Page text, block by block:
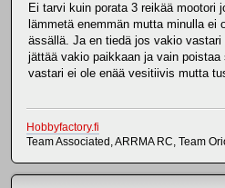
Ei tarvi kuin porata 3 reikää mootori
lämmetä enemmän mutta minulla ei
ässällä. Ja en tiedä jos vakio
jättää vakio paikkaan ja vain poistaa
vastari ei ole enää vesitiivis mutta
Hobbyfactory.fi
Team Associated, ARRMA RC, Team